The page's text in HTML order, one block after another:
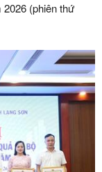
(phiên thứ